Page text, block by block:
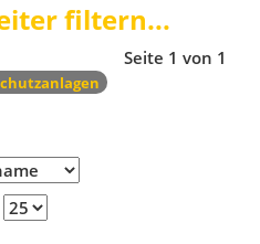
filtern...
Seite 1 von 1